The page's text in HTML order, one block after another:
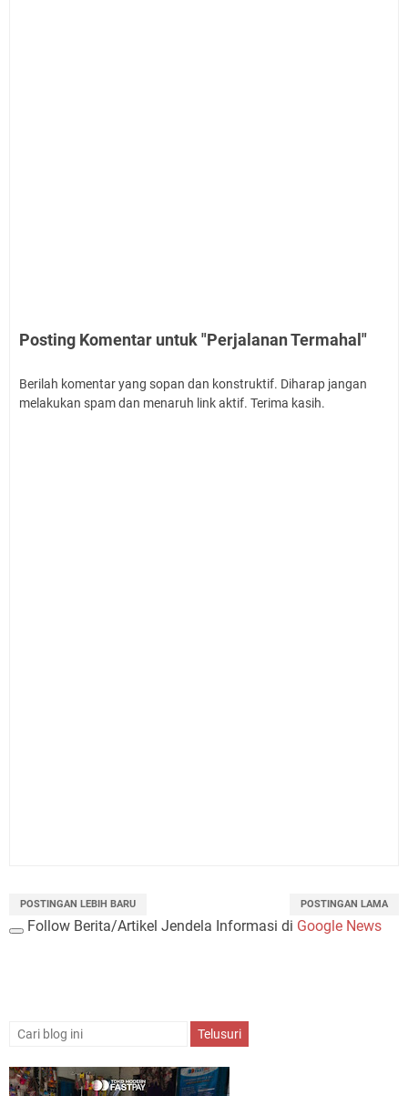
Posting Komentar untuk "Perjalanan Termahal"
Berilah komentar yang sopan dan konstruktif. Diharap jangan
melakukan spam dan menaruh link aktif. Terima kasih.
POSTINGAN LEBIH BARU POSTINGAN LAMA
Follow Berita/Artikel Jendela Informasi di Google News